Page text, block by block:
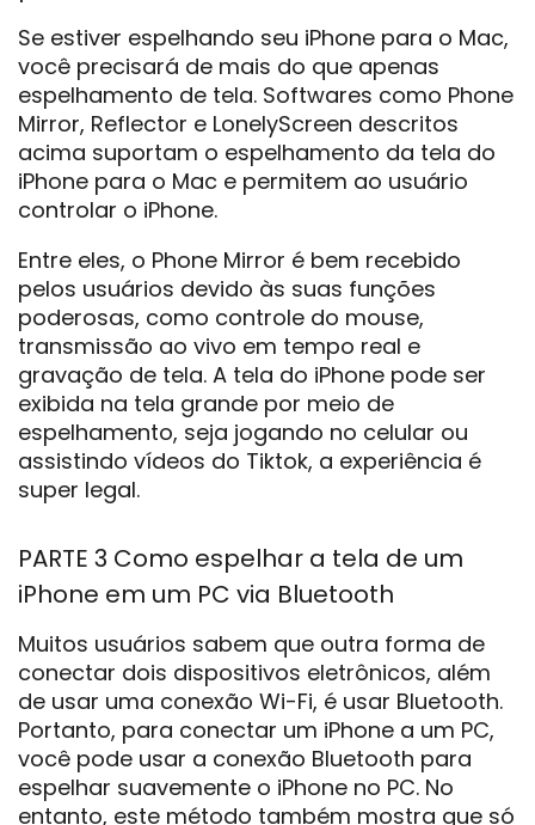
Se estiver espelhando seu iPhone para o Mac,
você precisará de mais do que apenas
espelhamento de tela. Softwares como Phone
Mirror, Reflector e LonelyScreen descritos
acima suportam o espelhamento da tela do
iPhone para o Mac e permitem ao usuário
controlar o iPhone.
Entre eles, o Phone Mirror é bem recebido
pelos usuários devido às suas funções
poderosas, como controle do mouse,
transmissão ao vivo em tempo real e
gravação de tela. A tela do iPhone pode ser
exibida na tela grande por meio de
espelhamento, seja jogando no celular ou
assistindo vídeos do Tiktok, a experiência é
super legal.
PARTE 3 Como espelhar a tela de um
iPhone em um PC via Bluetooth
Muitos usuários sabem que outra forma de
conectar dois dispositivos eletrônicos, além
de usar uma conexão Wi-Fi, é usar Bluetooth.
Portanto, para conectar um iPhone a um PC,
você pode usar a conexão Bluetooth para
espelhar suavemente o iPhone no PC. No
entanto, este método também mostra que só